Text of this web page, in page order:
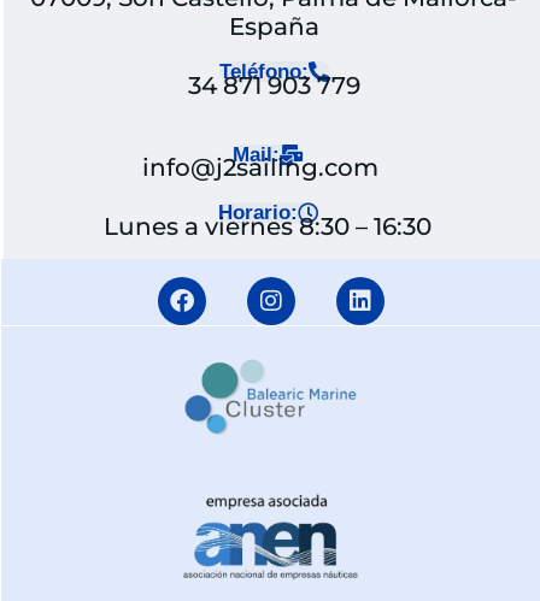
España
Teléfono:
34 871 903 779
Mail:
info@j2sailing.com
Horario:
Lunes a viernes 8:30 – 16:30